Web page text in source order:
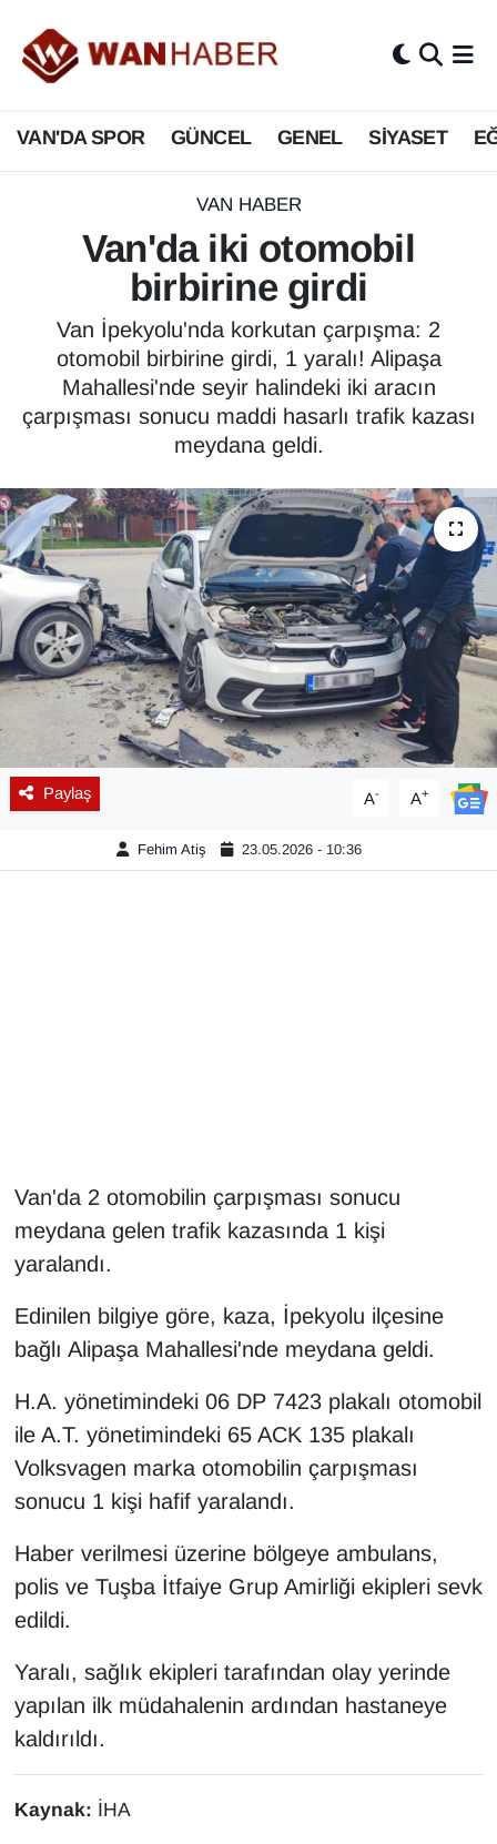
VAN'DA SPOR GÜNCEL GENEL SİYASET
VAN HABER
Van'da iki otomobil
birbirine girdi
Van İpekyolu'nda korkutan çarpışma: 2
otomobil birbirine girdi, 1 yaralı! Alipaşa
Mahallesi'nde seyir halindeki iki aracın
çarpışması sonucu maddi hasarlı trafik kazası
meydana geldi.
Paylaş A- A+
Fehim Atiş 23.05.2026 - 10:36
Van'da 2 otomobilin çarpışması sonucu
meydana gelen trafik kazasında 1 kişi
yaralandı.
Edinilen bilgiye göre, kaza, İpekyolu ilçesine
bağlı Alipaşa Mahallesi'nde meydana geldi.
H.A. yönetimindeki 06 DP 7423 plakalı otomobil
ile A.T. yönetimindeki 65 ACK 135 plakalı
Volksvagen marka otomobilin çarpışması
sonucu 1 kişi hafif yaralandı.
Haber verilmesi üzerine bölgeye ambulans,
polis ve Tuşba İtfaiye Grup Amirliği ekipleri sevk
edildi.
Yaralı, sağlık ekipleri tarafından olay yerinde
yapılan ilk müdahalenin ardından hastaneye
kaldırıldı.
Kaynak: İHA
3.SAYFA
ASAYİŞ
BİLİM VE TEKNOLOJİ
Biyografi
ÇEVRE
Deprem
Diğer
DÜNYA
EĞİTİM
EKONOMİ
Eleman
En çok konuşulanlar
Kadın
Kamu Alımları
Kültür & Sanat
KURDÎ
MAGAZİN
MEDYA
ONE EKONOMİ
POLİTİKA
Resmi İlanlar
Van Nöbetçi Eczaneler
Van Hava Durumu
Van Namaz Vakitleri
Van Trafik Yoğunluk Haritası
Süper Lig Puan Durumu ve Fikstür
Tüm Manşetler
Son Dakika Haberleri